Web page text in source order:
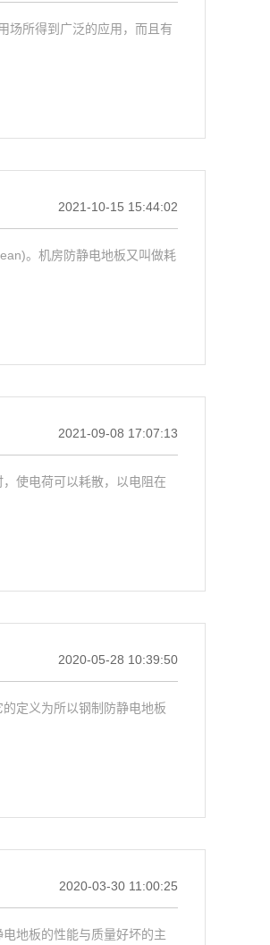
场所得到广泛的应用，而且有
2021-10-15 15:44:02
。机房防静电地板又叫做耗
2021-09-08 17:07:13
使电荷可以耗散，以电阻在
2020-05-28 10:39:50
定义为所以钢制防静电地板
2020-03-30 11:00:25
地板的性能与质量好坏的主